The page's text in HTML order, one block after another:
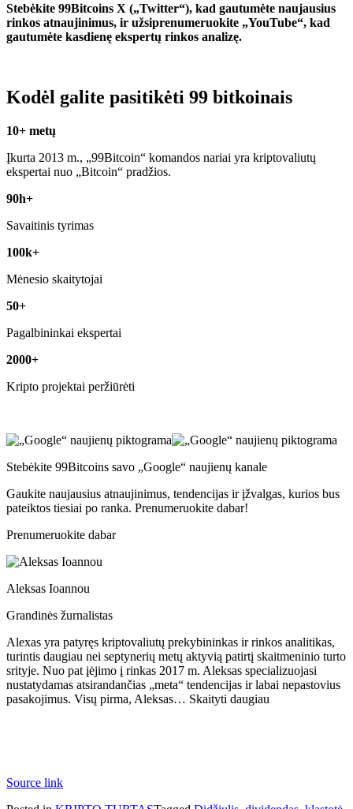
Stebėkite 99Bitcoins X („Twitter“), kad gautumėte naujausius
rinkos atnaujinimus, ir užsiprenumeruokite „YouTube“, kad
gautumėte kasdienę ekspertų rinkos analizę.
Kodėl galite pasitikėti 99 bitkoinais
10+ metų
Įkurta 2013 m., „99Bitcoin“ komandos nariai yra kriptovaliutų
ekspertai nuo „Bitcoin“ pradžios.
90h+
Savaitinis tyrimas
100k+
Mėnesio skaitytojai
50+
Pagalbininkai ekspertai
2000+
Kripto projektai peržiūrėti
Stebėkite 99Bitcoins savo „Google“ naujienų kanale
Gaukite naujausius atnaujinimus, tendencijas ir įžvalgas, kurios bus
pateiktos tiesiai po ranka. Prenumeruokite dabar!
Prenumeruokite dabar
Aleksas Ioannou
Grandinės žurnalistas
Alexas yra patyręs kriptovaliutų prekybininkas ir rinkos analitikas,
turintis daugiau nei septynerių metų aktyvią patirtį skaitmeninio turto
srityje. Nuo pat įėjimo į rinkas 2017 m. Aleksas specializuojasi
nustatydamas atsirandančias „meta“ tendencijas ir labai nepastovius
pasakojimus. Visų pirma, Aleksas… Skaityti daugiau
Source link